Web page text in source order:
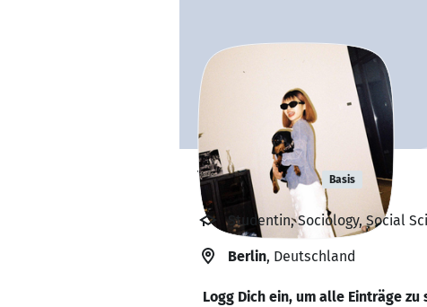
Yuxi Wang Basis
Studentin, Sociology, Social
Berlin, Deutschland
Logg Dich ein, um alle Einträge zu